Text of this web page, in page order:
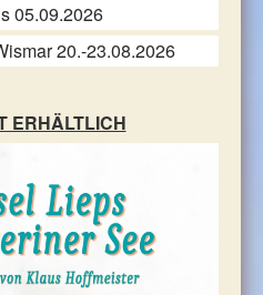
05.09.2026
20.-23.08.2026
ERHÄLTLICH